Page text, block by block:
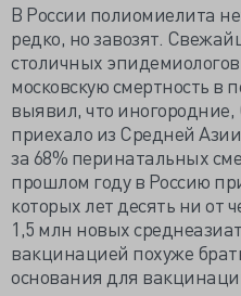
В России полиомиелита
редко, но завозят.
столичных
московскую смертность в
выявил, что
приехало из Средней
за 68% перинатальных
прошлом году в Россию
которых лет десять ни от
1,5 млн новых
вакцинацией похуже
основания для